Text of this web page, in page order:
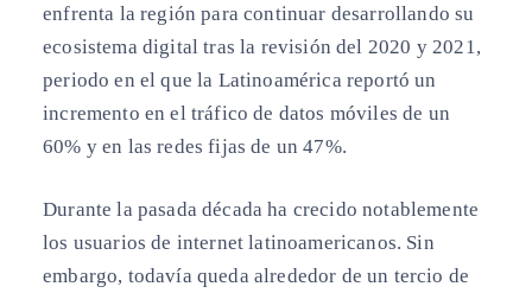
enfrenta la región para continuar desarrollando su
ecosistema digital tras la revisión del 2020 y 2021,
periodo en el que la Latinoamérica reportó un
incremento en el tráfico de datos móviles de un
60% y en las redes fijas de un 47%.
Durante la pasada década ha crecido notablemente
los usuarios de internet latinoamericanos. Sin
embargo, todavía queda alrededor de un tercio de